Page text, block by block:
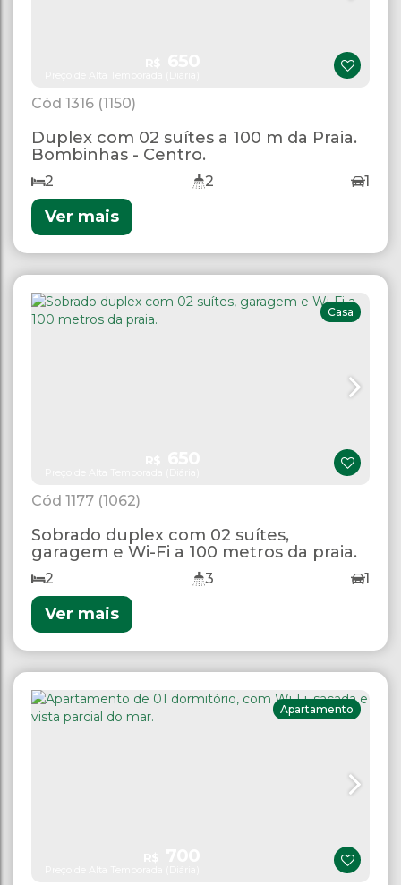
1316 (1150)
Duplex com 02 suítes a 100 m da Praia.
Bombinhas - Centro.
2 2 1
Ver mais
1177 (1062)
Casa
Sobrado duplex com 02 suítes,
garagem e Wi-Fi a 100 metros da praia.
2 3 1
Ver mais
Apartamento